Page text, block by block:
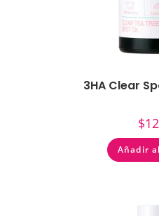
3HA Clear
$
Añadir